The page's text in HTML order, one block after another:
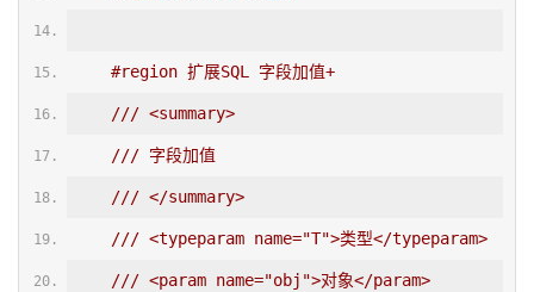
#region 扩展SQL 字段加值+
/// <summary>
/// 字段加值
/// </summary>
/// <typeparam name="T">类型</typeparam>
/// <param name="obj">对象</param>